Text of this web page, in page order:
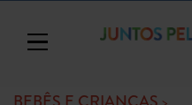
Toggle navigation